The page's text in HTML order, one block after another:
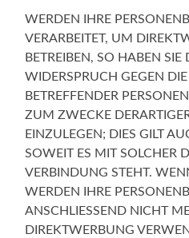
WERDEN IHRE
VERARBEITET, UM
BETREIBEN, SO HABEN SIE
WIDERSPRUCH GEGEN
BETREFFENDER
ZUM ZWECKE
EINZULEGEN; DIES GILT
SOWEIT ES MIT SOLCHER
VERBINDUNG STEHT.
WERDEN IHRE
ANSCHLIESSEND NICHT
DIREKTWERBUNG